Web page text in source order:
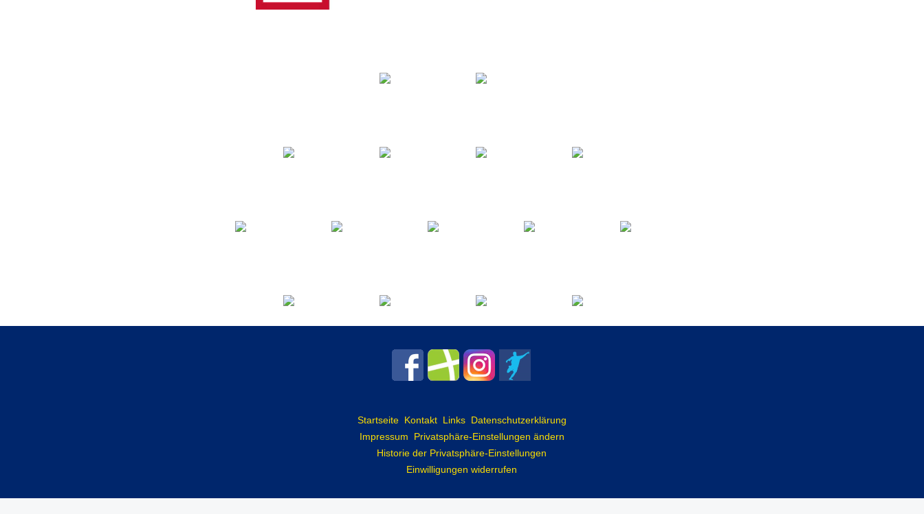
Startseite Kontakt Links Datenschutzerklärung
Impressum
Privatsphäre-Einstellungen ändern
Historie der Privatsphäre-Einstellungen
Einwilligungen widerrufen